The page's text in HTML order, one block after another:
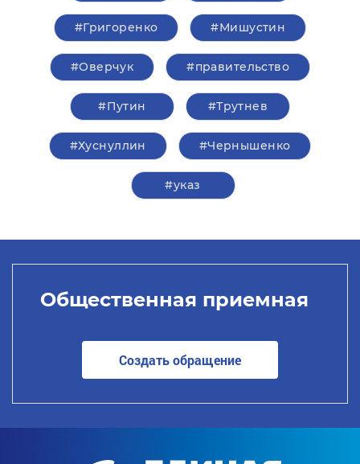
#Григоренко #Мишустин
#Оверчук #правительство
#Путин #Трутнев
#Хуснуллин #Чернышенко
#указ
Общественная приемная
Создать обращение